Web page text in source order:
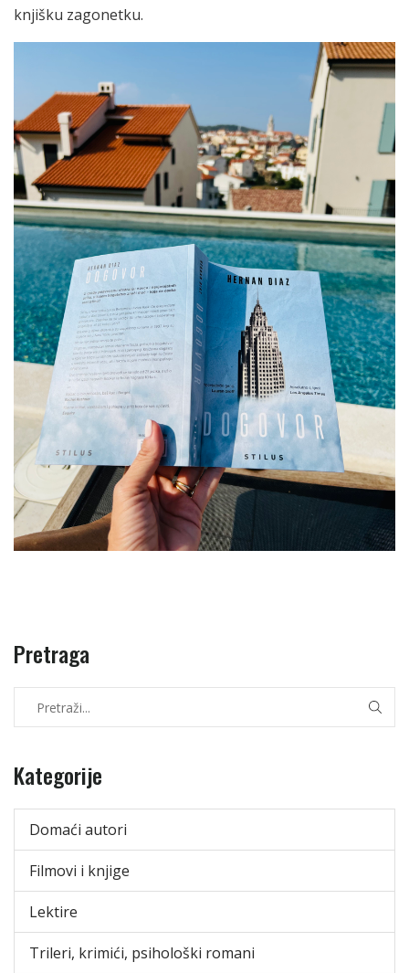
knjišku zagonetku.
Pretraga
Kategorije
Domaći autori
Filmovi i knjige
Lektire
Trileri, krimići, psihološki romani